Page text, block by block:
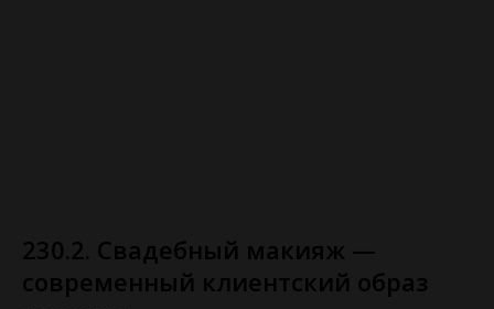
230.2. Свадебный макияж —
современный клиентский образ